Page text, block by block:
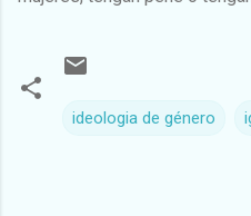
ideologia de género